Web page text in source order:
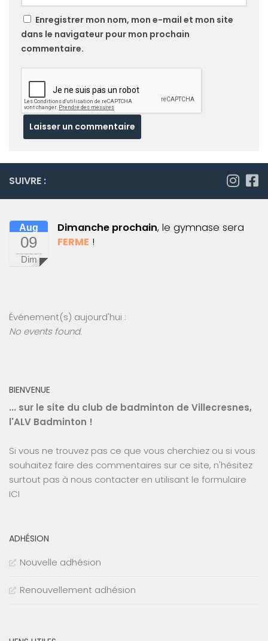
Enregistrer mon nom, mon e-mail et mon site
dans le navigateur pour mon prochain
commentaire.
SUIVRE :
Aug
09
Dim
Dimanche prochain, le gymnase sera
FERME !
Événement(s) aujourd'hui :
No events found.
BIENVENUE
... sur le site du club de badminton de Villecresnes,
l'ALV Badminton !
Si vous ne trouvez pas ce que vous cherchiez ou si vous
souhaitez faire des commentaires sur ce site, n'hésitez
surtout pas à nous contacter en utilisant le formulaire
ICI
ADHÉSION
Nouvelle adhésion
Renouvellement adhésion